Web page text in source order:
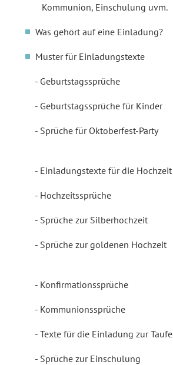
Kommunion, Einschulung uvm.
Was gehört auf eine Einladung?
Muster für Einladungstexte
Geburtstagssprüche
Geburtstagssprüche für Kinder
Sprüche für Oktoberfest-Party
Einladungstexte für die Hochzeit
Hochzeitssprüche
Sprüche zur Silberhochzeit
Sprüche zur goldenen Hochzeit
Konfirmationssprüche
Kommunionssprüche
Texte für die Einladung zur Taufe
Sprüche zur Einschulung